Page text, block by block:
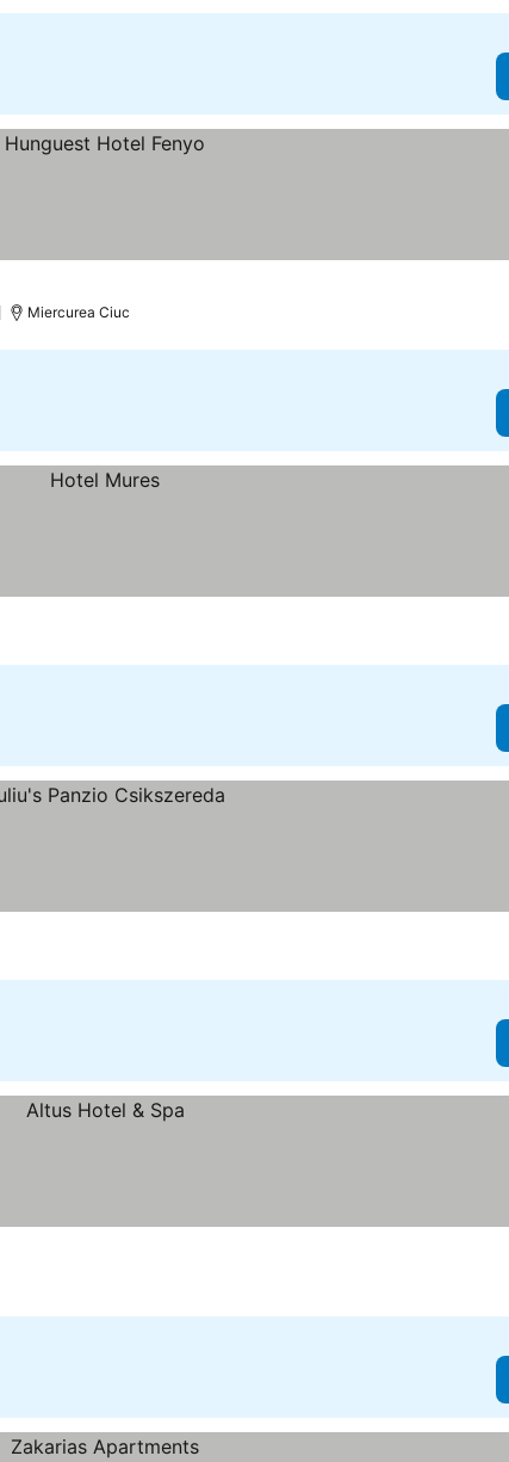
Miercurea Ciuc